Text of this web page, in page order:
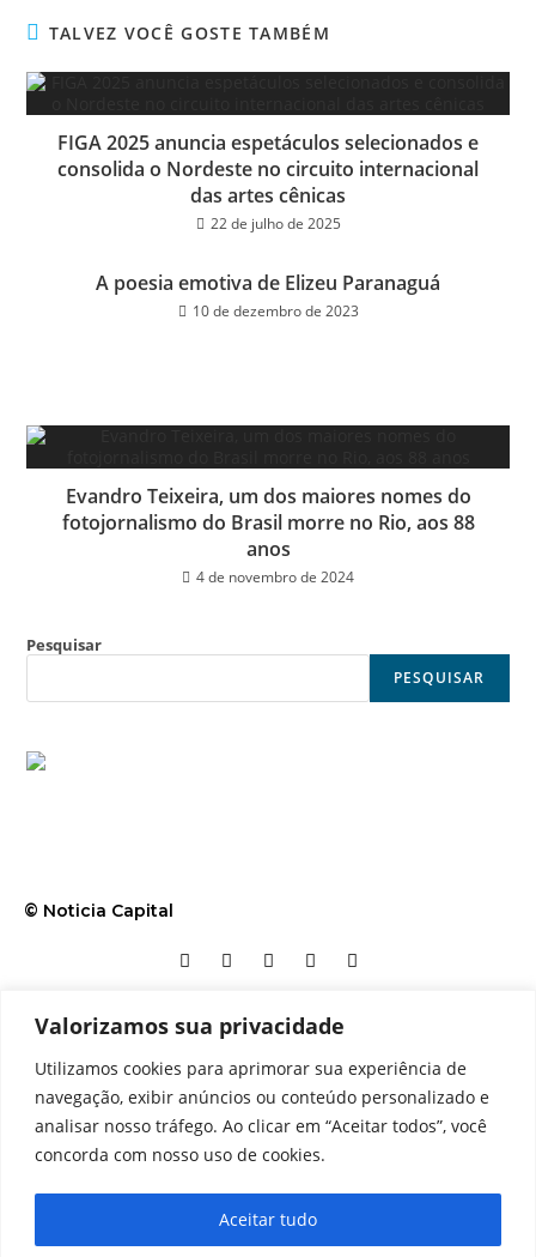
Valorizamos sua privacidade
Utilizamos cookies para aprimorar sua experiência de
navegação, exibir anúncios ou conteúdo personalizado e
analisar nosso tráfego. Ao clicar em “Aceitar todos”, você
concorda com nosso uso de cookies.
Aceitar tudo
ok er
TALVEZ VOCÊ GOSTE TAMBÉM
FIGA 2025 anuncia espetáculos selecionados e
consolida o Nordeste no circuito internacional
das artes cênicas
22 de julho de 2025
A poesia emotiva de Elizeu Paranaguá
10 de dezembro de 2023
Evandro Teixeira, um dos maiores nomes do
fotojornalismo do Brasil morre no Rio, aos 88
anos
4 de novembro de 2024
Pesquisar
PESQUISAR
© Noticia Capital
Contato Home Aviso legal Configurações de cookies
Equipe Perfil Política de cookies Serviços